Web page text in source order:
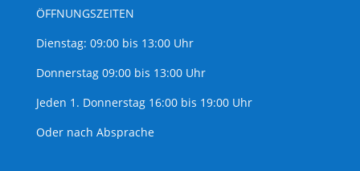
ÖFFNUNGSZEITEN
Dienstag: 09:00 bis 13:00 Uhr
Donnerstag 09:00 bis 13:00 Uhr
Jeden 1. Donnerstag 16:00 bis 19:00 Uhr
Oder nach Absprache